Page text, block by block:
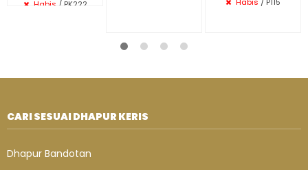
Habis / PK222 Habis / P115
CARI SESUAI DHAPUR KERIS
Dhapur Bandotan